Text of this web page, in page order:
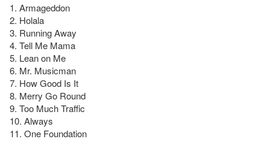
1. Armageddon
2. Holala
3. Running Away
4. Tell Me Mama
5. Lean on Me
6. Mr. Musicman
7. How Good Is It
8. Merry Go Round
9. Too Much Traffic
10. Always
11. One Foundation